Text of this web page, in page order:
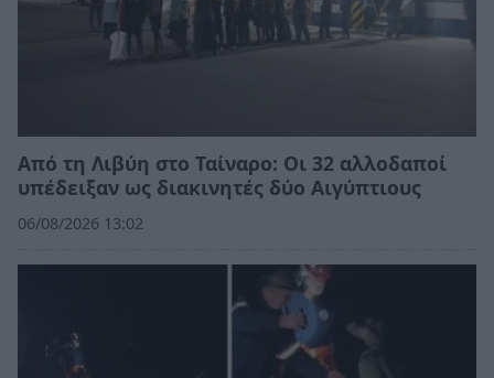
Από τη Λιβύη στο Ταίναρο: Οι 32 αλλοδαποί
υπέδειξαν ως διακινητές δύο Αιγύπτιους
06/08/2026 13:02